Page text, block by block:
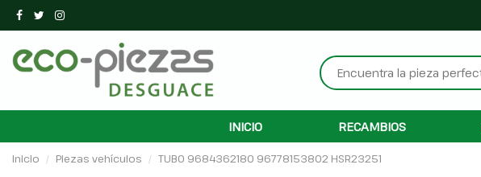
INICIO RECAMBIOS
Inicio Piezas vehículos TUBO 9684362180 96778153802 HSR23251